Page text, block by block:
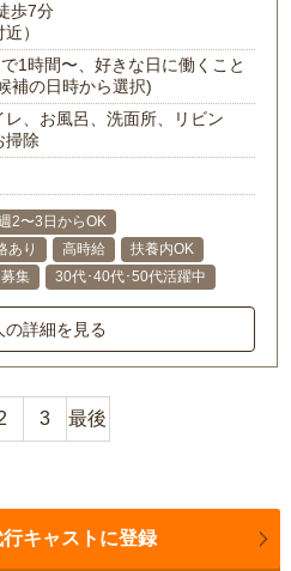
歩7分
）
1時間〜、好きな日に働くこと
補の日時から選択)
レ、お風呂、洗面所、リビン
掃除
2〜3日からOK
あり 高時給
扶養内OK
集 30代･40代･50代活躍中
の詳細を見る
3 最後
キャストに登録